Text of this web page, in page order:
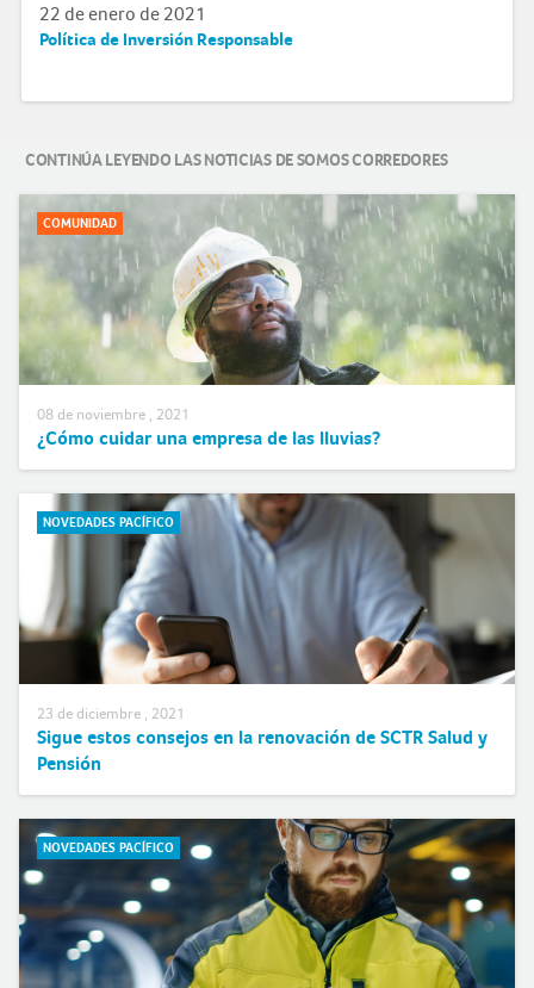
22 de enero de 2021
Política de Inversión Responsable
CONTINÚA LEYENDO LAS NOTICIAS DE SOMOS CORREDORES
COMUNIDAD
08 de noviembre , 2021
¿Cómo cuidar una empresa de las lluvias?
NOVEDADES PACÍFICO
23 de diciembre , 2021
Sigue estos consejos en la renovación de SCTR Salud y
Pensión
NOTICIAS DESTACADAS
NOVEDADES PACÍFICO